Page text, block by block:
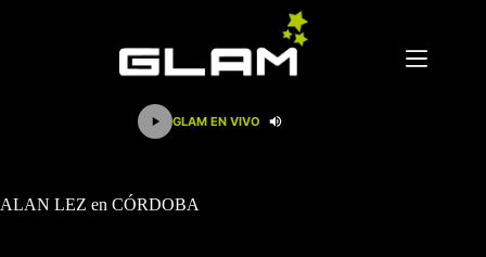
GLAM EN VIVO
ALAN LEZ en CÓRDOBA